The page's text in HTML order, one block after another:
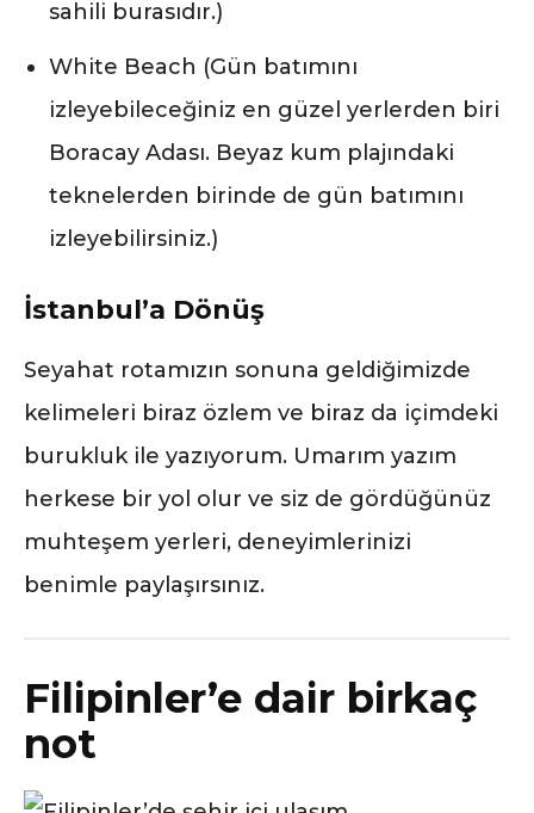
sahili burasıdır.)
White Beach (Gün batımını
izleyebileceğiniz en güzel yerlerden biri
Boracay Adası. Beyaz kum plajındaki
teknelerden birinde de gün batımını
izleyebilirsiniz.)
İstanbul’a Dönüş
Seyahat rotamızın sonuna geldiğimizde
kelimeleri biraz özlem ve biraz da içimdeki
burukluk ile yazıyorum. Umarım yazım
herkese bir yol olur ve siz de gördüğünüz
muhteşem yerleri, deneyimlerinizi
benimle paylaşırsınız.
Filipinler’e dair birkaç
not